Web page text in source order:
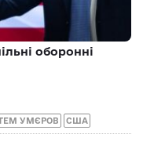
оборонні
УМЄРОВ США